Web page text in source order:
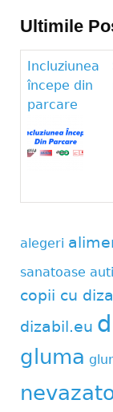
Ultimile
Incluziunea
începe din
parcare
alegeri
sanatoase
copii cu
dizabil.eu
gluma